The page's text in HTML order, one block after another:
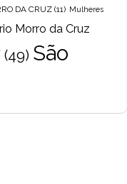
DA CRUZ (11) Mulheres
Morro da Cruz
(49) São